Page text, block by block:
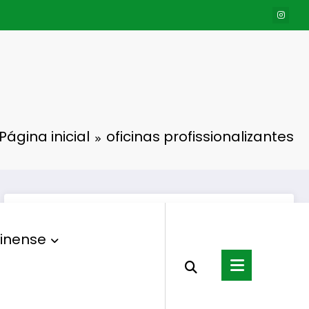
Página inicial oficinas profissionalizantes